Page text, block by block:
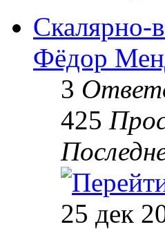
Скалярно-
Фёдор
3
425
25 дек